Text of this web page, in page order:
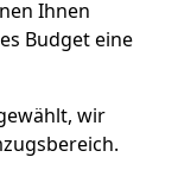
Ihnen
Budget eine
wir